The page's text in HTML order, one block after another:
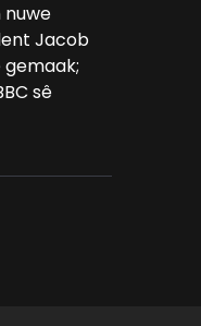
nuwe
Jacob
sê